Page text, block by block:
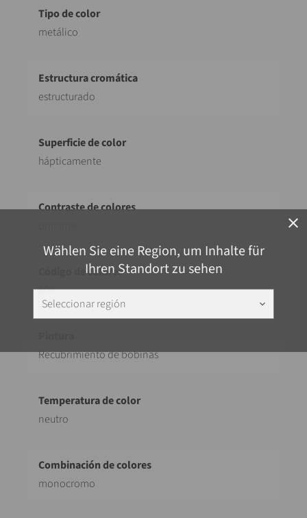
close
Wählen Sie eine Region, um Inhalte für
Ihren Standort zu sehen
Seleccionar región keyboard_arrow_down
metálico
estructurado
hápticamente
806
Recubrimiento de bobinas
neutro
monocromo